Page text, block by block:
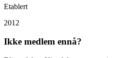
Etablert
2012
Ikke medlem ennå?